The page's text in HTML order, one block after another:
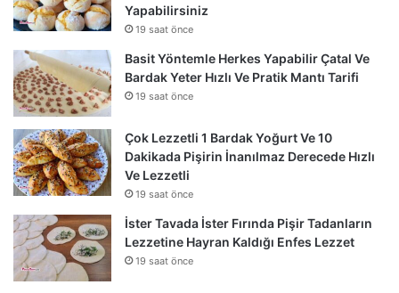
Yapabilirsiniz
19 saat önce
Basit Yöntemle Herkes Yapabilir Çatal Ve
Bardak Yeter Hızlı Ve Pratik Mantı Tarifi
19 saat önce
Çok Lezzetli 1 Bardak Yoğurt Ve 10
Dakikada Pişirin İnanılmaz Derecede Hızlı
Ve Lezzetli
19 saat önce
İster Tavada İster Fırında Pişir Tadanların
Lezzetine Hayran Kaldığı Enfes Lezzet
19 saat önce